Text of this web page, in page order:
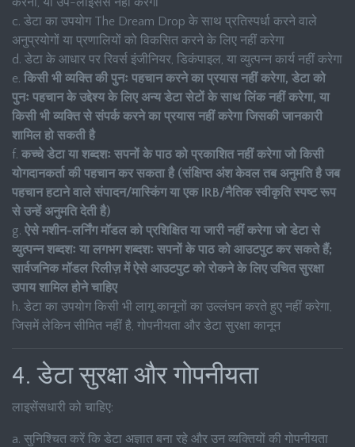
c. डेटा का उपयोग The Dream Drop के साथ प्रतिस्पर्धा करने वाले
अनुप्रयोगों या प्रणालियों को विकसित करने के लिए नहीं करेगा
d. डेटा के आधार पर रिवर्स इंजीनियर, डिकंपाइल, या व्युत्पन्न कार्य नहीं करेगा
e. किसी भी व्यक्ति की पुनः पहचान करने का प्रयास नहीं करेगा, डेटा को
पुनः पहचान के उद्देश्य के लिए अन्य डेटा सेटों के साथ लिंक नहीं करेगा, या
किसी भी व्यक्ति से संपर्क करने का प्रयास नहीं करेगा जिसकी जानकारी
शामिल हो सकती है
f. कच्चे डेटा या शब्दशः सपनों के पाठ को प्रकाशित नहीं करेगा जो किसी
योगदानकर्ता की पहचान कर सकता है (संक्षिप्त अंश केवल तब अनुमति है जब
पहचान हटाने वाले संपादन/मास्किंग या एक IRB/नैतिक स्वीकृति स्पष्ट रूप
से उन्हें अनुमति देती है)
g. ऐसे मशीन-लर्निंग मॉडल को प्रशिक्षित या जारी नहीं करेगा जो डेटा से
व्युत्पन्न शब्दशः या लगभग शब्दशः सपनों के पाठ को आउटपुट कर सकते हैं;
सार्वजनिक मॉडल रिलीज़ में ऐसे आउटपुट को रोकने के लिए उचित सुरक्षा
उपाय शामिल होने चाहिए
h. डेटा का उपयोग किसी भी लागू कानूनों का उल्लंघन करते हुए नहीं करेगा,
जिसमें लेकिन सीमित नहीं है, गोपनीयता और डेटा सुरक्षा कानून
4. डेटा सुरक्षा और गोपनीयता
लाइसेंसधारी को चाहिए:
a. सुनिश्चित करें कि डेटा अज्ञात बना रहे और उन व्यक्तियों की गोपनीयता